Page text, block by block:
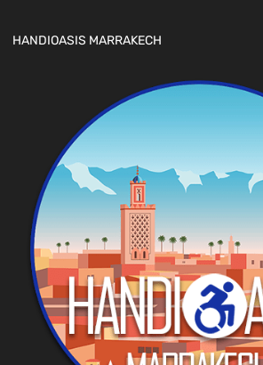
HANDIOASIS MARRAKECH